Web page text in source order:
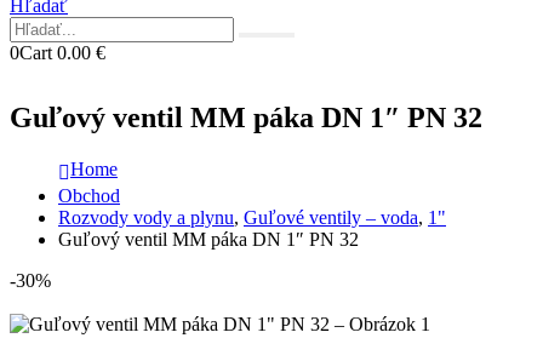
Hľadať
0Cart 0.00 €
Guľový ventil MM páka DN 1″ PN 32
Home
Obchod
Rozvody vody a plynu, Guľové ventily – voda, 1"
Guľový ventil MM páka DN 1″ PN 32
-30%